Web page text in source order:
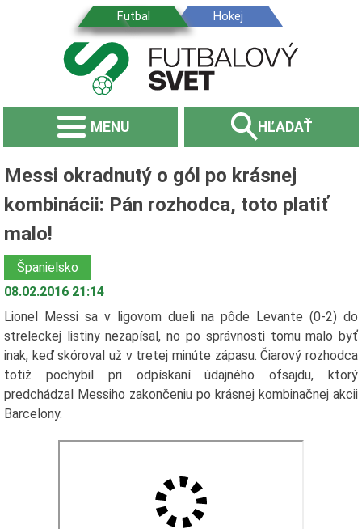
MENU HĽADAŤ
Messi okradnutý o gól po krásnej
kombinácii: Pán rozhodca, toto platiť
malo!
Španielsko
08.02.2016 21:14
Lionel Messi sa v ligovom dueli na pôde Levante (0-2) do
streleckej listiny nezapísal, no po správnosti tomu malo byť
inak, keď skóroval už v tretej minúte zápasu. Čiarový rozhodca
totiž pochybil pri odpískaní údajného ofsajdu, ktorý
predchádzal Messiho zakončeniu po krásnej kombinačnej akcii
Barcelony.